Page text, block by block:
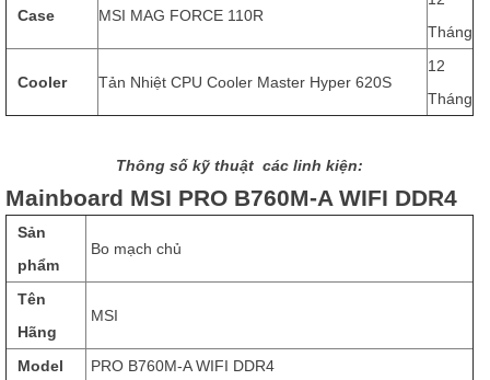
Case MSI MAG FORCE 110R
Tháng
Cooler Tản Nhiệt CPU Cooler Master Hyper 620S
12
Tháng
Thông số kỹ thuật các linh kiện:
Mainboard MSI PRO B760M-A WIFI DDR4
Sản
phẩm
Bo mạch chủ
Tên
Hãng
MSI
Model PRO B760M-A WIFI DDR4